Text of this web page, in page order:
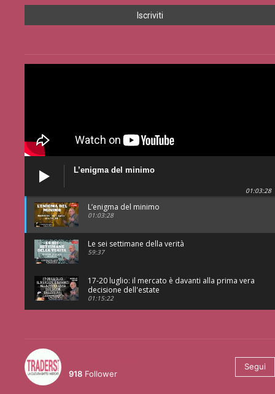
L’enigma del minimo
01:03:28
L’enigma del minimo
01:03:28
Le sei settimane della verità
59:37
17-20 luglio: il mercato è davanti alla prima vera
decisione dell'estate
01:15:22
918 Follower
Segui